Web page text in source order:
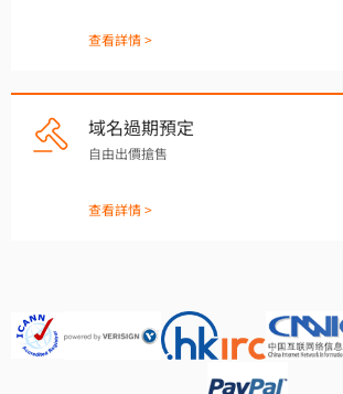
查看詳情 >
域名過期預定
自由出價搶售
查看詳情 >